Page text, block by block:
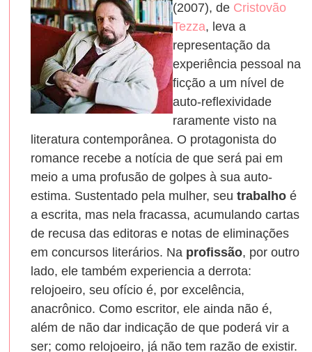
(2007), de Cristovão
Tezza, leva a
representação da
experiência pessoal na
ficção a um nível de
auto-reflexividade
raramente visto na
literatura contemporânea. O protagonista do
romance recebe a notícia de que será pai em
meio a uma profusão de golpes à sua auto-
estima. Sustentado pela mulher, seutrabalhoé
a escrita, mas nela fracassa, acumulando cartas
de recusa das editoras e notas de eliminações
em concursos literários. Na profissão, por outro
lado, ele também experiencia a derrota:
relojoeiro, seu ofício é, por excelência,
anacrônico. Como escritor, ele ainda não é,
além de não dar indicação de que poderá vir a
ser; como relojoeiro, já não tem razão de existir.